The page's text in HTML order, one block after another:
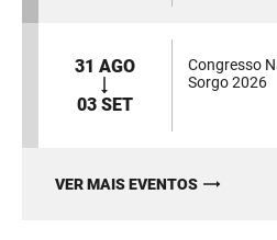
31 AGO
03 SET
Congresso
Sorgo 2026
VER MAIS EVENTOS